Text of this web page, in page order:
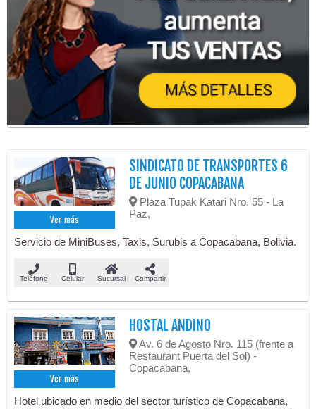
Ver más
SINDICATO DE TRANSPORTES 6
DE JUNIO COPACABANA
Plaza Tupak Katari Nro. 55 - La
Paz,
Servicio de MiniBuses, Taxis, Surubis a Copacabana, Bolivia.
Teléfono Celular Sucursal Compartir
Ver más
HOSTAL ANDINO
Av. 6 de Agosto Nro. 115 (frente a
Restaurant Puerta del Sol) -
Copacabana,
Hotel ubicado en medio del sector turístico de Copacabana,